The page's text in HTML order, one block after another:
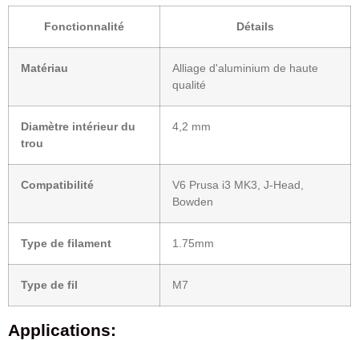
Fonctionnalité Détails
Matériau
Alliage d'aluminium de haute
qualité
Diamètre intérieur du
trou
4,2 mm
Compatibilité
V6 Prusa i3 MK3, J-Head,
Bowden
Type de filament 1.75mm
Type de fil M7
Applications: